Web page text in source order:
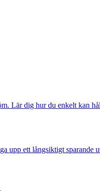
Lär dig hur du enkelt kan
upp ett långsiktigt